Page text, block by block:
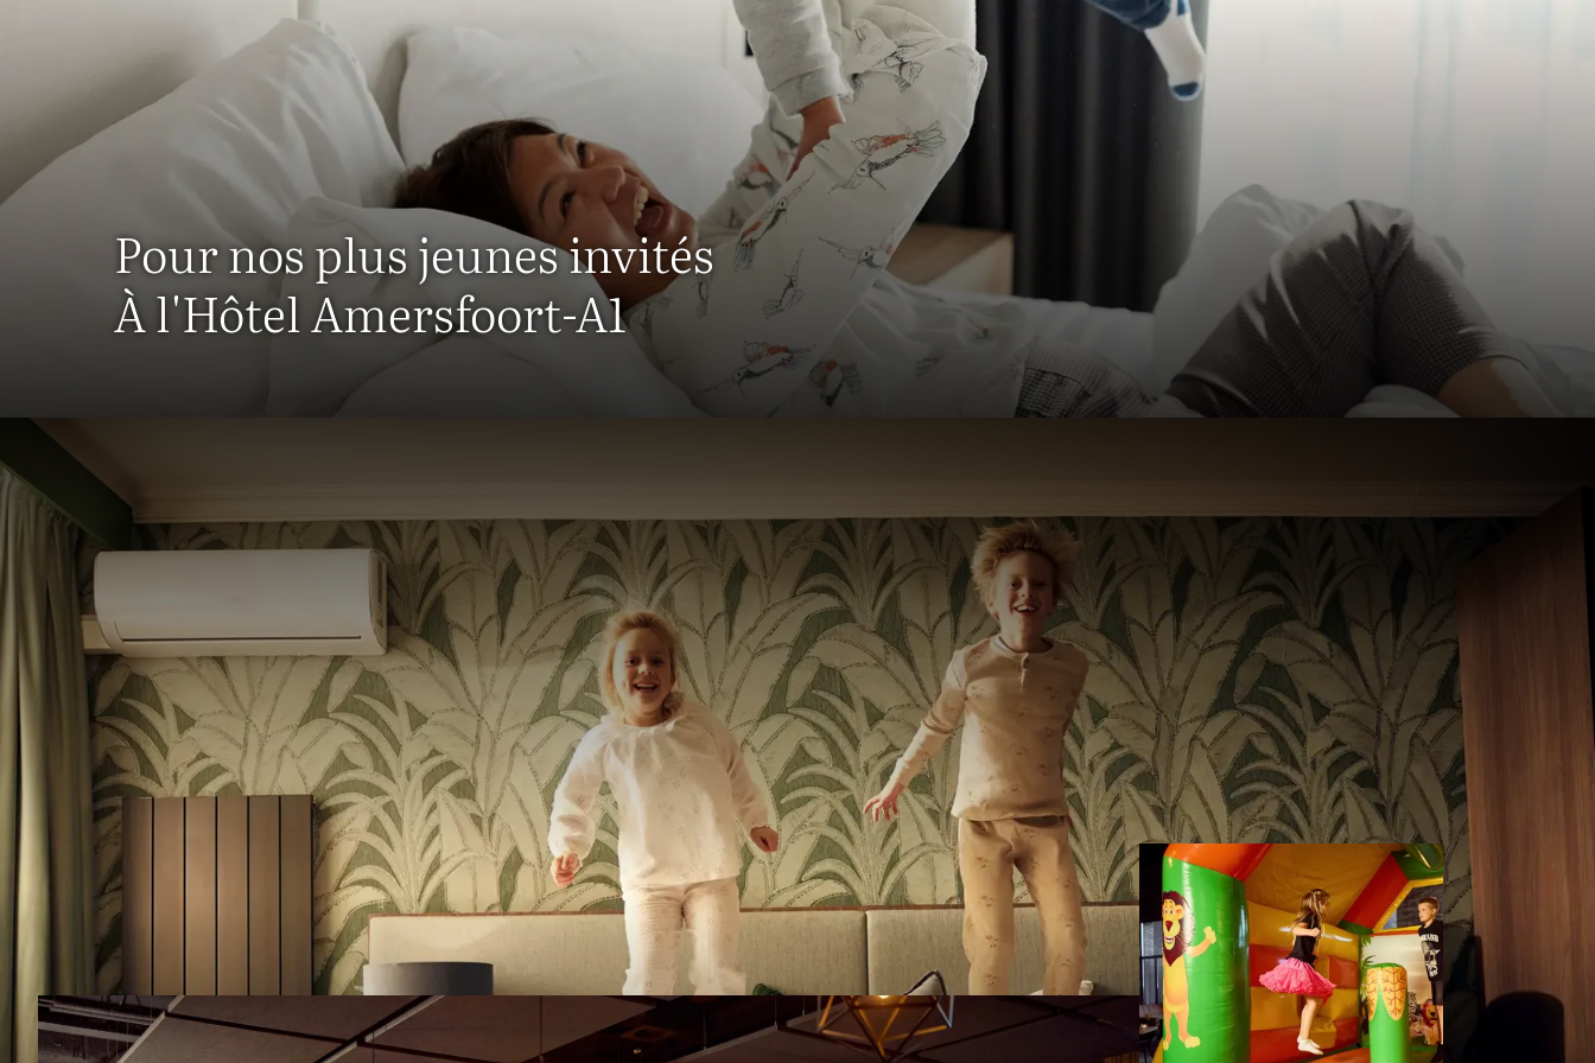
Pour nos plus jeunes invités
À l'Hôtel Amersfoort-A1
Une journée en famille pleine de saveurs, de plaisir et
de détente
PROFITEZ SANS SOUCI POUR TOUTE LA FAMILLE
À la recherche d'un restaurant adapté aux enfants à Amersfoort où parents et enfants peuvent
profiter? Au Van der Valk Hotel Amersfoort-A1, nous combinons expérience culinaire et plaisir de jeu.
Tandis que nos chefs préparent en direct les plats les plus délicieux lors du buffet Live Cooking, les
enfants s'amusent sur le château gonflable et dans notre espace spécialement aménagé pour eux.
Ainsi, sortir manger devient vraiment un moment de détente pour toute la famille.